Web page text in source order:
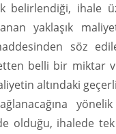
belirlendiği, ihale
yaklaşık
söz
belli bir miktar
altındaki
olduğu, ihalede tek